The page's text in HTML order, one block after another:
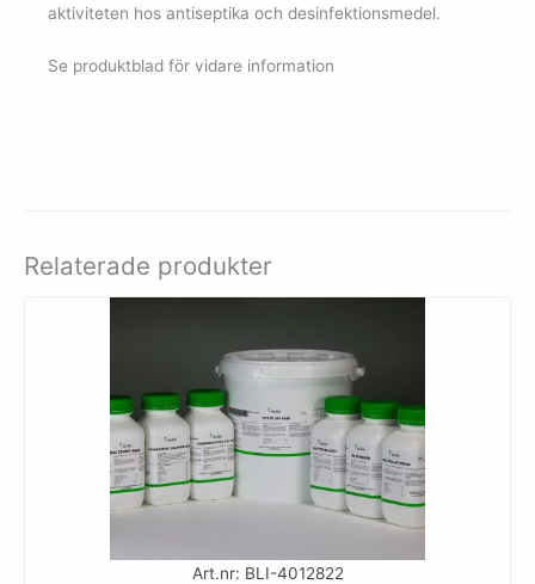
aktiviteten hos antiseptika och desinfektionsmedel.
Se produktblad för vidare information
Relaterade produkter
Art.nr: BLI-4012822